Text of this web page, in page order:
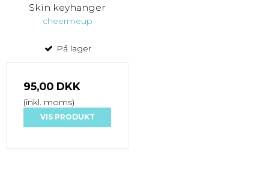
Skin keyhanger
cheermeup
På lager
95,00 DKK
(inkl. moms)
VIS PRODUKT